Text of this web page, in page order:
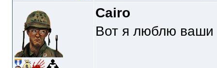
Cairo
Вот я люблю ваши